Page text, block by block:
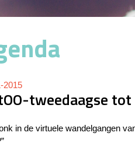
2015
tweedaagse
in de virtuele wandelgangen